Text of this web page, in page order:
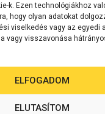
k. Ezen technológiákhoz
hogy olyan adatokat
viselkedés vagy az egyedi
vagy visszavonása
ELFOGADOM
ELUTASÍTOM